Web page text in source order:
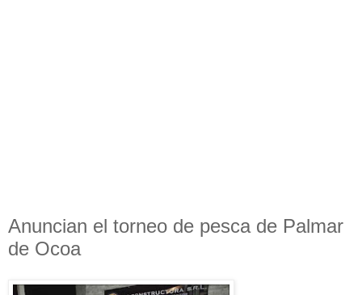
Anuncian el torneo de pesca de Palmar
de Ocoa